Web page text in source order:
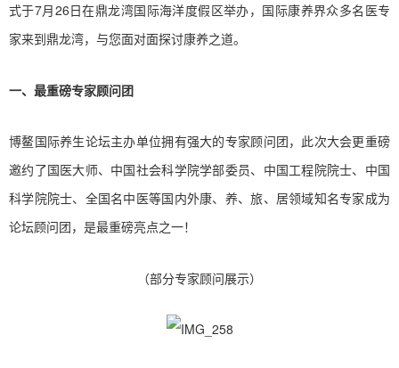
式于7月26日在鼎龙湾国际海洋度假区举办，国际康养界众多名医专
家来到鼎龙湾，与您面对面探讨康养之道。
一、最重磅专家顾问团
博鳌国际养生论坛主办单位拥有强大的专家顾问团，此次大会更重磅
邀约了国医大师、中国社会科学院学部委员、中国工程院院士、中国
科学院院士、全国名中医等国内外康、养、旅、居领域知名专家成为
论坛顾问团，是最重磅亮点之一！
（部分专家顾问展示）